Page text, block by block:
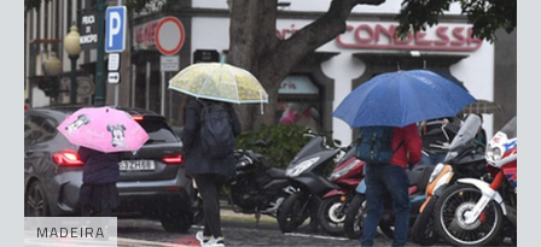
MADEIRA